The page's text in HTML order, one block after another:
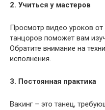
2. Учиться у мастеров
Просмотр видео уроков
танцоров поможет вам
Обратите внимание на
исполнения.
3. Постоянная практика
Вакинг – это танец,